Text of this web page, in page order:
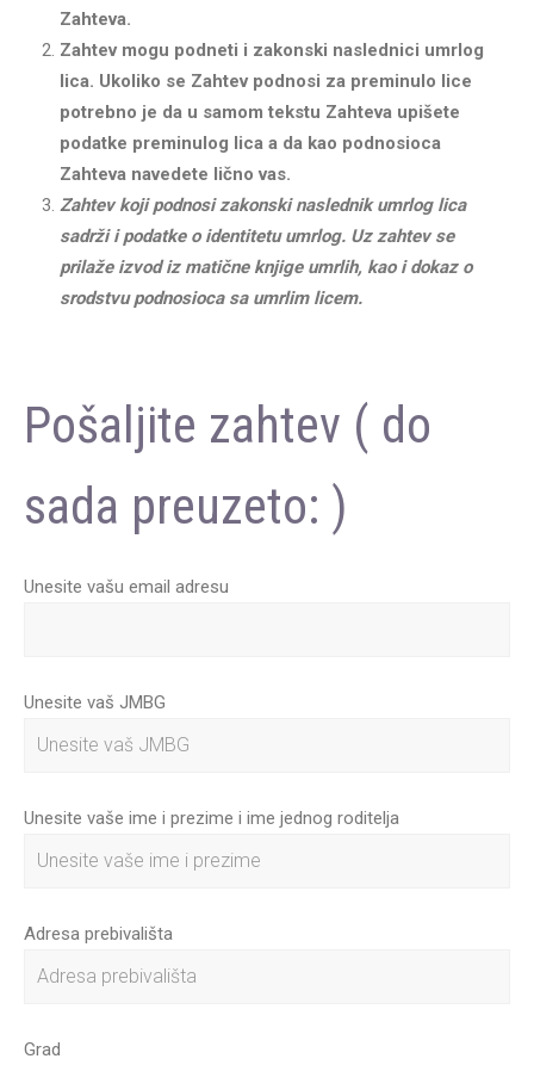
Zahteva.
Zahtev mogu podneti i zakonski naslednici umrlog
lica. Ukoliko se Zahtev podnosi za preminulo lice
potrebno je da u samom tekstu Zahteva upišete
podatke preminulog lica a da kao podnosioca
Zahteva navedete lično vas.
Zahtev koji podnosi zakonski naslednik umrlog lica
sadrži i podatke o identitetu umrlog. Uz zahtev se
prilaže izvod iz matične knjige umrlih, kao i dokaz o
srodstvu podnosioca sa umrlim licem.
Pošaljite zahtev ( do
sada preuzeto: )
Unesite vašu email adresu
Unesite vaš JMBG
Unesite vaše ime i prezime i ime jednog roditelja
Adresa prebivališta
Grad